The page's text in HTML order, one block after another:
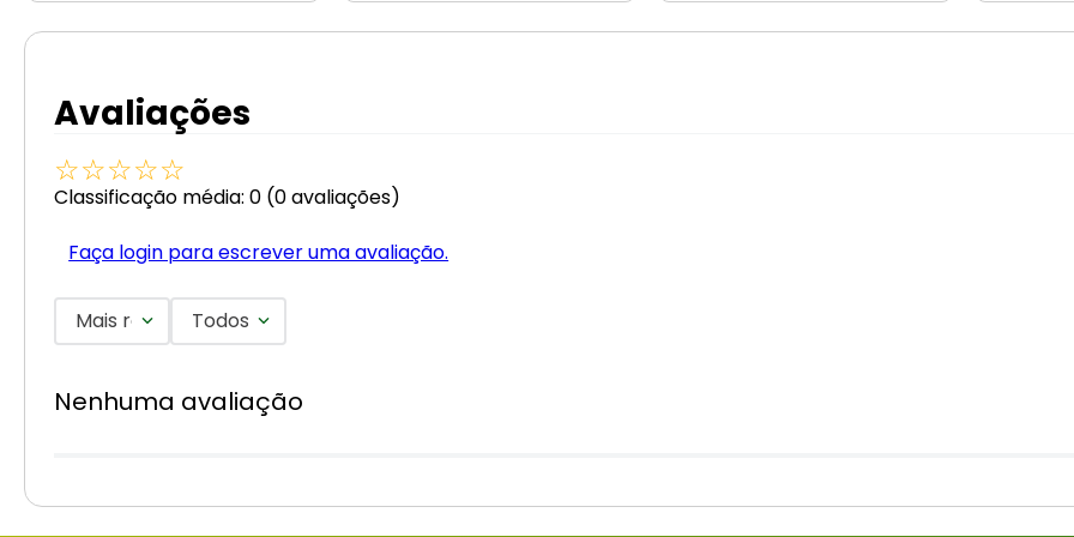
Avaliações
☆☆☆☆☆
Classificação média: 0 (0 avaliações)
Faça login para escrever uma avaliação.
Mais recentesTodos
Nenhuma avaliação